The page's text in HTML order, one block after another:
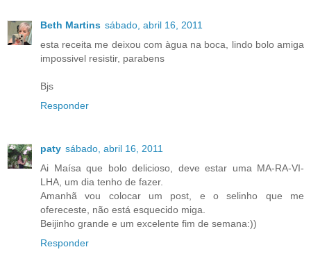
Beth Martins sábado, abril 16, 2011
esta receita me deixou com àgua na boca, lindo bolo amiga
impossivel resistir, parabens
Bjs
Responder
paty sábado, abril 16, 2011
Ai Maísa que bolo delicioso, deve estar uma MA-RA-VI-
LHA, um dia tenho de fazer.
Amanhã vou colocar um post, e o selinho que me
ofereceste, não está esquecido miga.
Beijinho grande e um excelente fim de semana:))
Responder